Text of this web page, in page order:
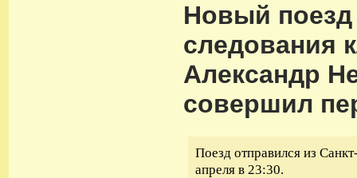
Новый поезд
следования
Александр
совершил
Поезд отправился из
апреля в 23:30.